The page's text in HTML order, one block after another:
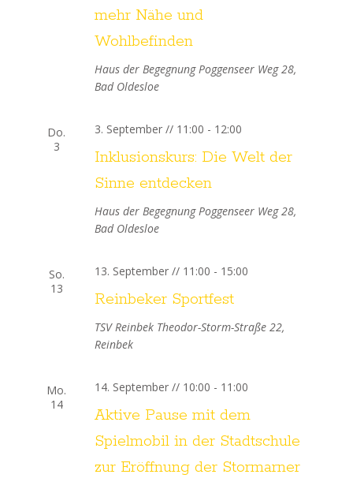
a
t
n
n
h
mehr Nähe und
Wohlbefinden
Haus der Begegnung Poggenseer Weg 28,
Bad Oldesloe
Do.
3
3. September // 11:00 - 12:00
Inklusionskurs: Die Welt der
Sinne entdecken
Haus der Begegnung Poggenseer Weg 28,
Bad Oldesloe
So.
13
13. September // 11:00 - 15:00
Reinbeker Sportfest
TSV Reinbek Theodor-Storm-Straße 22,
Reinbek
Mo.
14
14. September // 10:00 - 11:00
Aktive Pause mit dem
Spielmobil in der Stadtschule
zur Eröffnung der Stormarner